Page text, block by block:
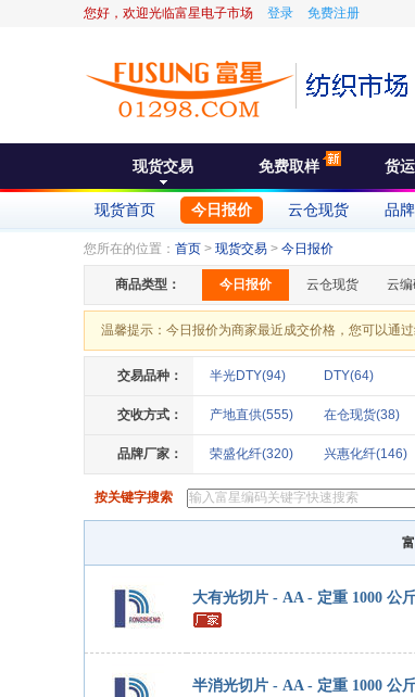
您好，欢迎光临富星电子市场 登录 免费注册
现货交易 免费取样 货
现货首页 今日报价 云仓现货 品
您所在的位置： 首页 > 现货交易 > 今日报价
商品类型： 今日报价 云仓现货 云编
温馨提示：今日报价为商家最近成交价格，您可以通
交易品种： 半光DTY(94) DTY(64)
交收方式： 产地直供(555) 在仓现货(38)
品牌厂家： 荣盛化纤(320) 兴惠化纤(146)
按关键字搜索
大有光切片 - AA - 定重 1000 公
半消光切片 - AA - 定重 1000 公